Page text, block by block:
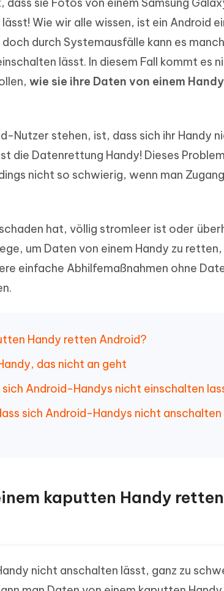
Mac
Neu
PC ändern
Whatsapp Chat übertragen
Android/iPhone
in
Hot
Inhalte
Kostenloses KI Tool zur
Wie wir alle wissen, ist ein Android
durch Systemausfälle kann es
lässt. In diesem Fall kommt es
wie sie ihre Daten von einem
Nutzer stehen, ist, dass sich ihr Handy
die Datenrettung Handy! Dieses
nicht so schwierig, wenn man
hat, völlig stromleer ist oder
um Daten von einem Handy zu
einfache Abhilfemaßnahmen ohne
Handy retten Android?
das nicht an geht
Android-Handys nicht einschalten
sich Android-Handys nicht anschalten
kaputten Handy retten
nicht anschalten lässt, ganz zu